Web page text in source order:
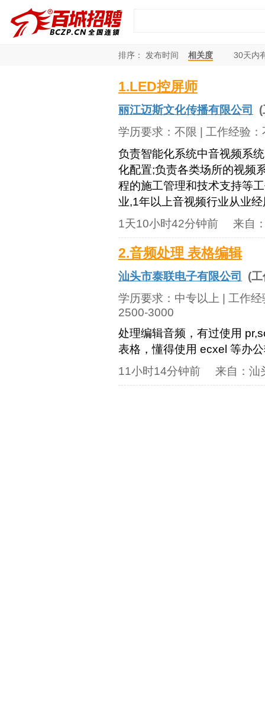
排序： 发布时间 相关度 30天内
1.LED控屏师
丽江迈斯文化传播有限公司
学历要求： 不限 | 工作经验：
负责智能化系统中音视频系
化配置;负责各类场所的视频
程的施工管理和技术支持等
业,1年以上音视频行业从业
1天10小时42分钟前 来自
2.音频处理 表格编辑
汕头市泰联电子有限公司
(
学历要求： 中专以上 | 工作
2500-3000
处理编辑音频，有过使用
表格，懂得使用 ecxel 等办
11小时14分钟前 来自： 汕